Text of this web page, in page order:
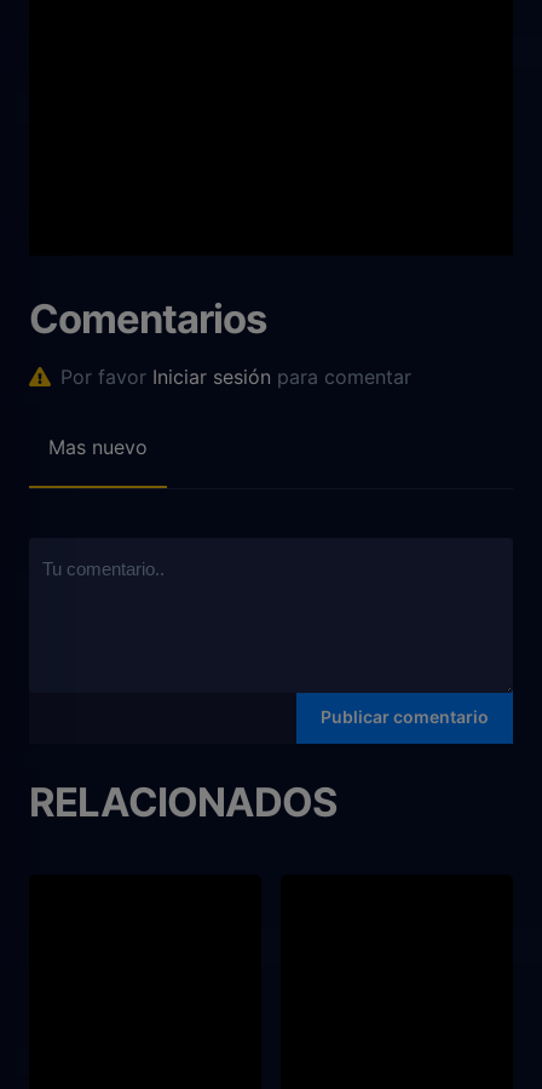
Comentarios
Por favor Iniciar sesión para comentar
Mas nuevo
RELACIONADOS